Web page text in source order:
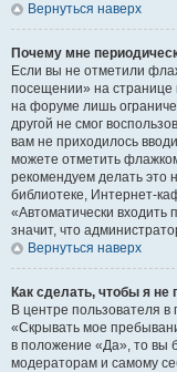
Вернуться наверх
Почему мне
Если вы не отметили
посещении» на странице
на форуме лишь
другой не смог
вам не приходилось
можете отметить
рекомендуем делать это
библиотеке, Интернет-
«Автоматически входить
значит, что
Вернуться наверх
Как сделать, чтобы я не
В центре пользователя
«Скрывать мое
в положение «Да», то вы
модераторам и самому